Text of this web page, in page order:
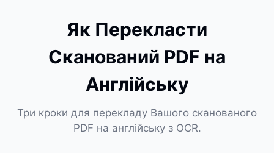
Як Перекласти
Сканований PDF на
Англійську
Три кроки для перекладу Вашого сканованого
PDF на англійську з OCR.